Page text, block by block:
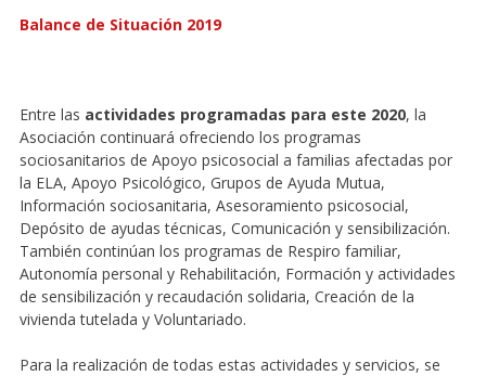
Balance de Situación 2019
Entre las actividades programadas para este 2020, la
Asociación continuará ofreciendo los programas
sociosanitarios de Apoyo psicosocial a familias afectadas por
la ELA, Apoyo Psicológico, Grupos de Ayuda Mutua,
Información sociosanitaria, Asesoramiento psicosocial,
Depósito de ayudas técnicas, Comunicación y sensibilización.
También continúan los programas de Respiro familiar,
Autonomía personal y Rehabilitación, Formación y actividades
de sensibilización y recaudación solidaria, Creación de la
vivienda tutelada y Voluntariado.
Para la realización de todas estas actividades y servicios, se